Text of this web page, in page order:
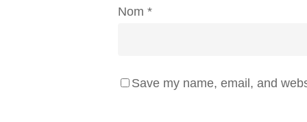
Nom *
Save my name, email, and